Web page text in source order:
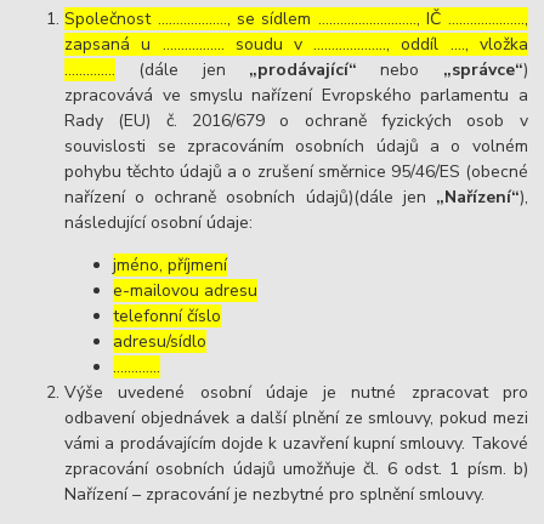
Společnost ………………., se sídlem ………………………, IČ …………………,
zapsaná u …………….. soudu v ……………….., oddíl …., vložka
………….. (dále jen „prodávající“ nebo „správce“)
zpracovává ve smyslu nařízení Evropského parlamentu a
Rady (EU) č. 2016/679 o ochraně fyzických osob v
souvislosti se zpracováním osobních údajů a o volném
pohybu těchto údajů a o zrušení směrnice 95/46/ES (obecné
nařízení o ochraně osobních údajů)(dále jen „Nařízení“),
následující osobní údaje:
jméno, příjmení
e-mailovou adresu
telefonní číslo
adresu/sídlo
………....
Výše uvedené osobní údaje je nutné zpracovat pro
odbavení objednávek a další plnění ze smlouvy, pokud mezi
vámi a prodávajícím dojde k uzavření kupní smlouvy. Takové
zpracování osobních údajů umožňuje čl. 6 odst. 1 písm. b)
Nařízení – zpracování je nezbytné pro splnění smlouvy.